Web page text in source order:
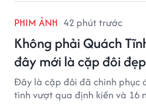
PHIM ẢNH 42 phút trước
Không phải Quách
đây mới là cặp đôi
Đây là cặp đôi đã chinh phục
tình vượt qua định kiến và 16